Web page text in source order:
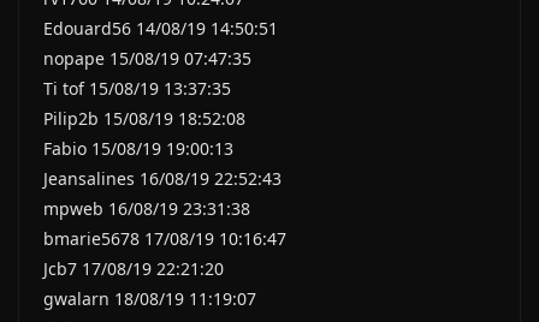
Edouard56 14/08/19 14:50:51
nopape 15/08/19 07:47:35
Ti tof 15/08/19 13:37:35
Pilip2b 15/08/19 18:52:08
Fabio 15/08/19 19:00:13
Jeansalines 16/08/19 22:52:43
mpweb 16/08/19 23:31:38
bmarie5678 17/08/19 10:16:47
Jcb7 17/08/19 22:21:20
gwalarn 18/08/19 11:19:07